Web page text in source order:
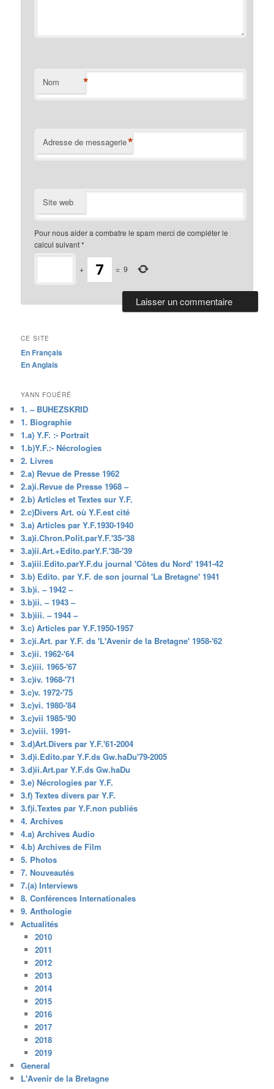
Nom *
Adresse de messagerie*
Site web
Pour nous aider a combatre le spam merci de compléter le
calcul suivant*
+ = 9
CE SITE
En Français
En Anglais
YANN FOUÉRÉ
1. – BUHEZSKRID
1. Biographie
1.a) Y.F. :- Portrait
1.b)Y.F.:- Nécrologies
2. Livres
2.a) Revue de Presse 1962
2.a)i.Revue de Presse 1968 –
2.b) Articles et Textes sur Y.F.
2.c)Divers Art. où Y.F.est cité
3.a) Articles par Y.F.1930-1940
3.a)i.Chron.Polit.parY.F.'35-'38
3.a)ii.Art.+Edito.parY.F.'38-'39
3.a)iii.Edito.parY.F.du journal 'Côtes du Nord' 1941-42
3.b) Edito. par Y.F. de son journal 'La Bretagne' 1941
3.b)i. – 1942 –
3.b)ii. – 1943 –
3.b)iii. – 1944 –
3.c) Articles par Y.F.1950-1957
3.c)i.Art. par Y.F. ds 'L'Avenir de la Bretagne' 1958-'62
3.c)ii. 1962-'64
3.c)iii. 1965-'67
3.c)iv. 1968-'71
3.c)v. 1972-'75
3.c)vi. 1980-'84
3.c)vii 1985-'90
3.c)viii. 1991-
3.d)Art.Divers par Y.F.'61-2004
3.d)i.Edito.par Y.F.ds Gw.haDu'79-2005
3.d)ii.Art.par Y.F.ds Gw.haDu
3.e) Nécrologies par Y.F.
3.f) Textes divers par Y.F.
3.f)i.Textes par Y.F.non publiés
4. Archives
4.a) Archives Audio
4.b) Archives de Film
5. Photos
7. Nouveautés
7.(a) Interviews
8. Conférences Internationales
9. Anthologie
Actualités
2010
2011
2012
2013
2014
2015
2016
2017
2018
2019
General
L'Avenir de la Bretagne